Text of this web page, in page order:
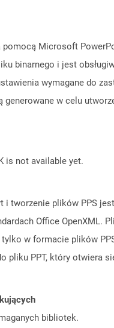
Microsoft
binarnego i jest
wymagane do
w celu
is not available yet.
tworzenie plików PPS
Office OpenXML.
w formacie plików
pliku PPT, który otwiera
bibliotek.